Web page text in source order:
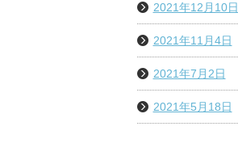
2021年12月10日
2021年11月4日
2021年7月2日
2021年5月18日